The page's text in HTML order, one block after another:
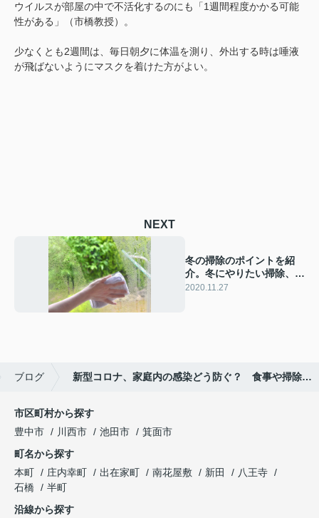
ウイルスが部屋の中で不活化するのにも「1週間程度かかる可能
性がある」（市橋教授）。
少なくとも2週間は、毎日朝夕に体温を測り、外出する時は唾液
が飛ばないようにマスクを着けた方がよい。
NEXT
冬の掃除のポイントを紹
介。冬にやりたい掃除、冬
の前に終えておきたい掃
2020.11.27
ブログ 新型コロナ、家庭内の感染どう防ぐ？ 食事や掃除…
市区町村から探す
豊中市
川西市 池田市
箕面市
町名から探す
本町
庄内幸町 出在家町 南花屋敷 新田
八王寺
石橋
半町
沿線から探す